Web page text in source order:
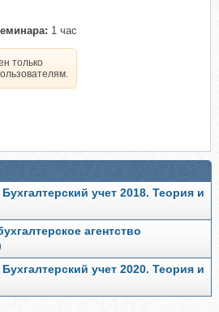
1 час
только
учет 2018. Теория и
агентство
учет 2020. Теория и